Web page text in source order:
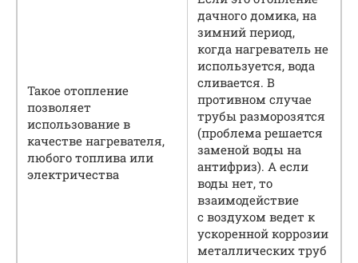
Такое отопление
позволяет
использование в
качестве нагревателя,
любого топлива или
электричества
дачного домика, на
зимний период,
когда нагреватель не
используется, вода
сливается. В
противном случае
трубы разморозятся
(проблема решается
заменой воды на
антифриз). А если
воды нет, то
взаимодействие
с воздухом ведет к
ускоренной коррозии
металлических труб